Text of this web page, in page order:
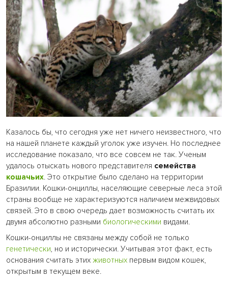
Казалось бы, что сегодня уже нет ничего неизвестного, что
на нашей планете каждый уголок уже изучен. Но последнее
исследование показало, что все совсем не так. Ученым
удалось отыскать нового представителя семейства
кошачьих. Это открытие было сделано на территории
Бразилии. Кошки-онциллы, населяющие северные леса этой
страны вообще не характеризуются наличием межвидовых
связей. Это в свою очередь дает возможность считать их
двумя абсолютно разными биологическими видами.
Кошки-онциллы не связаны между собой не только
генетически, но и исторически. Учитывая этот факт, есть
основания считать этих животных первым видом кошек,
открытым в текущем веке.